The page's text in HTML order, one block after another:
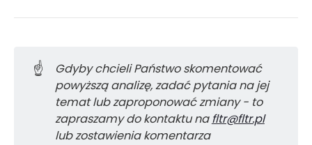
☝️
Gdyby chcieli Państwo skomentować
powyższą analizę, zadać pytania na jej
temat lub zaproponować zmiany - to
zapraszamy do kontaktu na fltr@fltr.pl
lub zostawienia komentarza